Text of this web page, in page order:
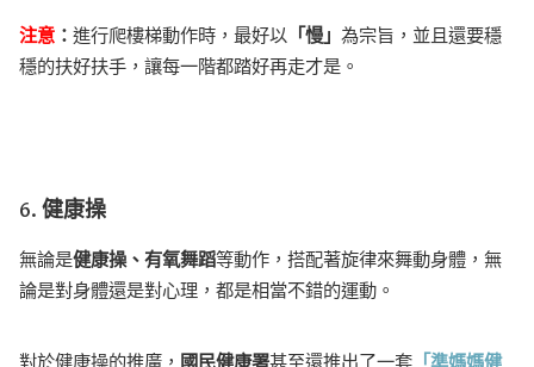
注意 ： 進行爬樓梯動作時，最好以 「慢」 為宗旨，並且還要穩
穩的扶好扶手，讓每一階都踏好再走才是。
6. 健康操
無論是健康操、有氧舞蹈等動作，搭配著旋律來舞動身體，無
論是對身體還是對心理，都是相當不錯的運動。
對於健康操的推廣， 國民健康署甚至還推出了一套 「準媽媽健